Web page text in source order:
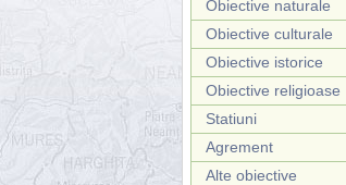
Obiective naturale
Obiective culturale
Obiective istorice
Obiective religioase
Statiuni
Agrement
Alte obiective